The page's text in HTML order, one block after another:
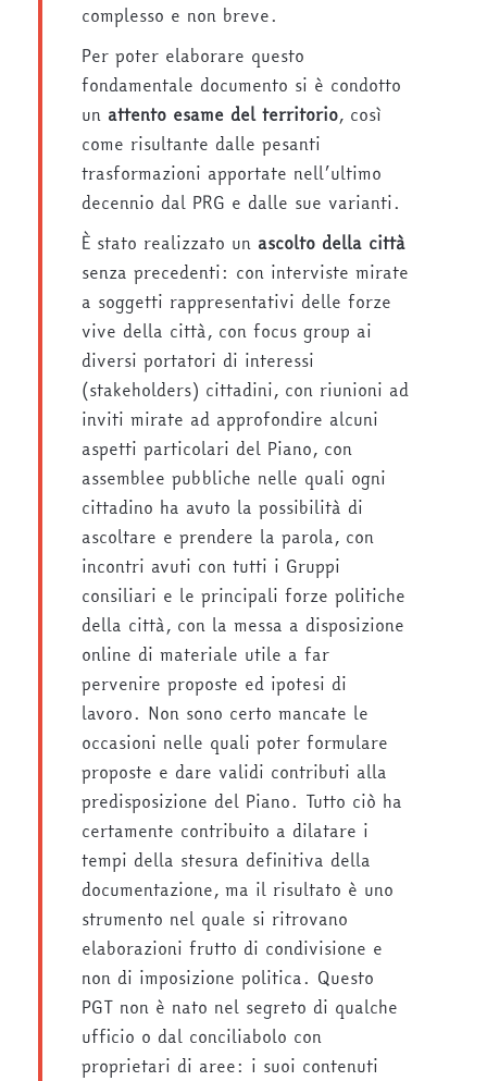
complesso e non breve.
Per poter elaborare questo
fondamentale documento si è condotto
un attento esame del territorio, così
come risultante dalle pesanti
trasformazioni apportate nell’ultimo
decennio dal PRG e dalle sue varianti.
È stato realizzato un ascolto della città
senza precedenti: con interviste mirate
a soggetti rappresentativi delle forze
vive della città, con focus group ai
diversi portatori di interessi
(stakeholders) cittadini, con riunioni ad
inviti mirate ad approfondire alcuni
aspetti particolari del Piano, con
assemblee pubbliche nelle quali ogni
cittadino ha avuto la possibilità di
ascoltare e prendere la parola, con
incontri avuti con tutti i Gruppi
consiliari e le principali forze politiche
della città, con la messa a disposizione
online di materiale utile a far
pervenire proposte ed ipotesi di
lavoro. Non sono certo mancate le
occasioni nelle quali poter formulare
proposte e dare validi contributi alla
predisposizione del Piano. Tutto ciò ha
certamente contribuito a dilatare i
tempi della stesura definitiva della
documentazione, ma il risultato è uno
strumento nel quale si ritrovano
elaborazioni frutto di condivisione e
non di imposizione politica. Questo
PGT non è nato nel segreto di qualche
ufficio o dal conciliabolo con
proprietari di aree: i suoi contenuti